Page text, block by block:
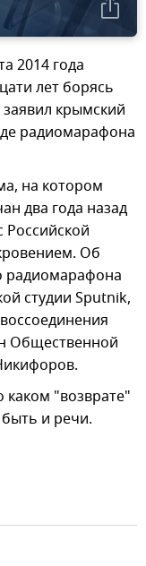
2014 года
лет борясь
заявил крымский
радиомарафона
на котором
два года назад
Российской
Об
радиомарафона
студии Sputnik,
Общественной
каком "возврате"
и речи.